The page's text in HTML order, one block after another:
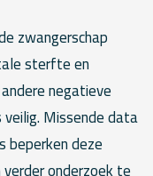
zwangerschap
sterfte en
negatieve
Missende data
beperken deze